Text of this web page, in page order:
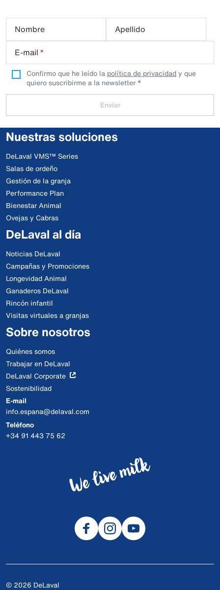
Nombre
Apellido
E-mail *
Confirmo que he leído la política de privacidady que
quiero suscribirme a la newsletter
Enviar
Nuestras soluciones
DeLaval VMS™ Series
Salas de ordeño
Gestión de la granja
Performance Plan
Bienestar Animal
Ovejas y Cabras
DeLaval al día
Noticias DeLaval
Campañas y Promociones
Longevidad Animal
Ganaderos DeLaval
Rincón infantil
Visitas virtuales a granjas
Sobre nosotros
Quiénes somos
Trabajar en DeLaval
DeLaval Corporate
Sostenibilidad
E-mail
info.espana@delaval.com
Teléfono
+34 91 443 75 62
© 2026 DeLaval